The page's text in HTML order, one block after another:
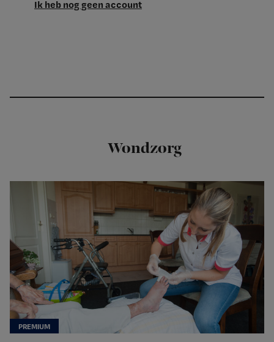
Ik heb nog geen account
Wondzorg